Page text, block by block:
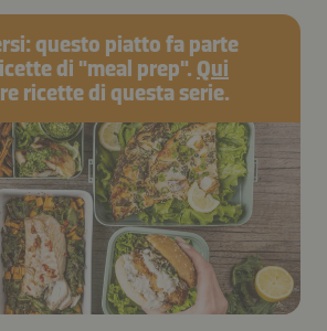
questo piatto fa parte
di "meal prep". Qui
ricette di questa serie.